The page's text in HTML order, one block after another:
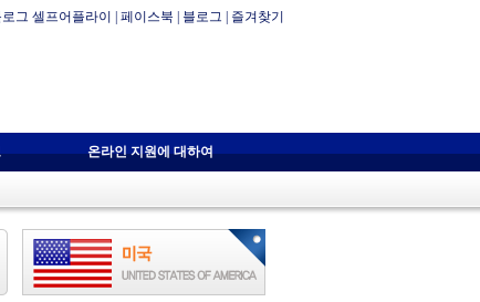
로그 셀프어플라이 페이스북 블로그 즐겨찾기
온라인 지원에 대하여